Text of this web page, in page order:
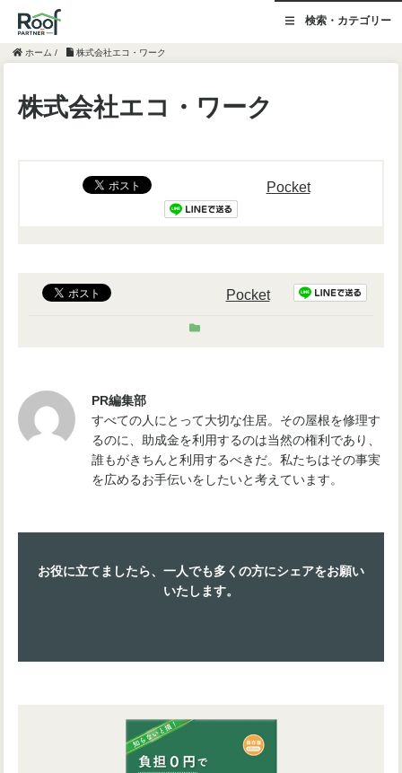
検索・カテゴリー
ホーム / 株式会社エコ・ワーク
株式会社エコ・ワーク
Pocket
Pocket
PR編集部
すべての人にとって大切な住居。その屋根を修理す
るのに、助成金を利用するのは当然の権利であり、
誰もがきちんと利用するべきだ。私たちはその事実
を広めるお手伝いをしたいと考えています。
お役に立てましたら、一人でも多くの方にシェアをお願い
いたします。